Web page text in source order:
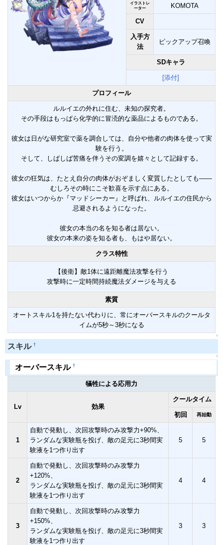
イラストレ
ーター
KOMOTA
CV
入手方
法
ピックアップ召喚
SDキャラ
[添付]
プロフィール
ルルイエの外れに住む、未知の探究者。
その手段はもっぱら化学的に冒涜的な薬品によるものである。
彼女は日がな研究室で薬を調合しては、自分や他者の肉体を使って実
験を行う。
そして、しばしば苦痛を伴うその変調を嬉々として記録する。
彼女の狂気は、たとえ自分の肉体がおぞましく変質したとしても――
むしろその時にこそ歓喜を示す点にある。
彼女はいつからか『マッドシーカー』と呼ばれ、ルルイエの住民から
忌避されるようになった。
彼女の本当の名を知る者は居ない。
彼女の本来の姿を知る者も、もはや居ない。
クラス特性
【後衛】敵1体に遠距離魔法攻撃を行う
攻撃時に一定時間持続魔法ダメージを与える
素質
オートスキル1を持たない代わりに、常にオーバースキルのクールタ
イムが5秒～3秒になる
↑
スキル †
↑
オーバースキル †
犠牲による応用力
Lv 効果
クールタイム
初回 再始動
1
自動で発動し、次回攻撃時のみ攻撃力+90%、
ランダムな実験瓶を投げ、敵の足元に3秒間実
験液を1つ作り出す
5 5
2
自動で発動し、次回攻撃時のみ攻撃力
+120%、
ランダムな実験瓶を投げ、敵の足元に3秒間実
験液を1つ作り出す
4 4
3
自動で発動し、次回攻撃時のみ攻撃力
+150%、
ランダムな実験瓶を投げ、敵の足元に3秒間実
験液を1つ作り出す
3 3